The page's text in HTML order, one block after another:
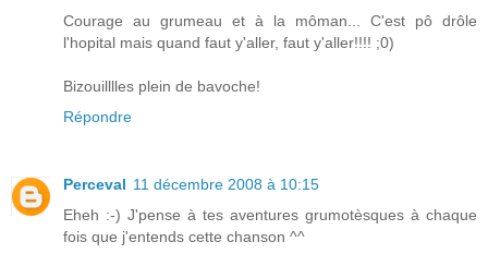
Courage au grumeau et à la môman... C'est pô drôle
l'hopital mais quand faut y'aller, faut y'aller!!!! ;0)
Bizouilllles plein de bavoche!
Répondre
Perceval 11 décembre 2008 à 10:15
Eheh :-) J'pense à tes aventures grumotèsques à chaque
fois que j'entends cette chanson ^^